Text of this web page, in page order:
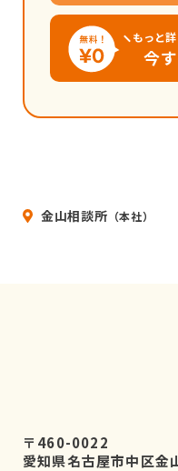
もっと
今
金山相談所 （本社）
〒460-0022
愛知県名古屋市中区金